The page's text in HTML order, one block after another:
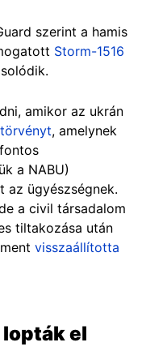
szerint a hamis
Storm-1516
amikor az ukrán
, amelynek
a NABU)
az ügyészségnek.
a civil társadalom
tiltakozása után
visszaállította
el